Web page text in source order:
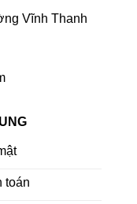
Vĩnh Thanh
toán